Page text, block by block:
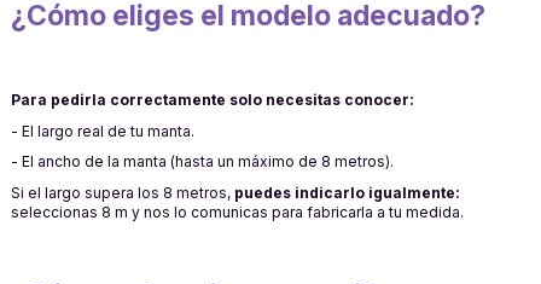
¿Cómo eliges el modelo adecuado?
Para pedirla correctamente solo necesitas conocer:
- El largo real de tu manta.
- El ancho de la manta (hasta un máximo de 8 metros).
Si el largo supera los 8 metros, puedes indicarlo igualmente:
seleccionas 8 m y nos lo comunicas para fabricarla a tu medida.